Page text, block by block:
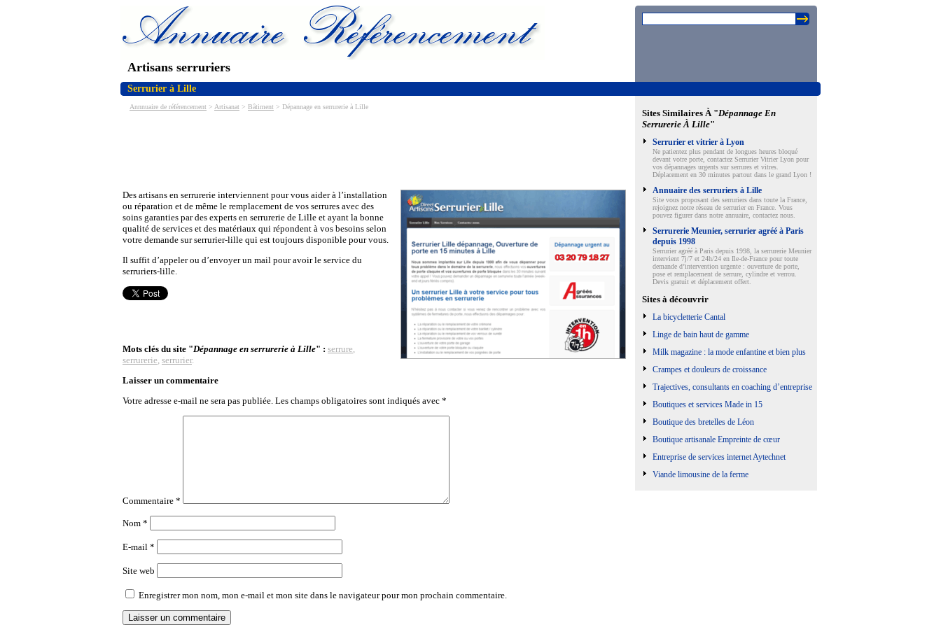
Artisans serruriers
Serrurier à Lille
Annnuaire de référencement > Artisanat > Bâtiment > Dépannage en serrurerie à Lille
Des artisans en serrurerie interviennent pour vous aider à l’installation
ou réparation et de même le remplacement de vos serrures avec des
soins garanties par des experts en serrurerie de Lille et ayant la bonne
qualité de services et des matériaux qui répondent à vos besoins selon
votre demande sur serrurier-lille qui est toujours disponible pour vous.
Il suffit d’appeler ou d’envoyer un mail pour avoir le service du
serruriers-lille.
Mots clés du site "Dépannage en serrurerie à Lille" : serrure,
serrurerie, serrurier.
Laisser un commentaire
Votre adresse e-mail ne sera pas publiée. Les champs obligatoires sont indiqués avec *
Commentaire *
Nom *
E-mail *
Site web
Enregistrer mon nom, mon e-mail et mon site dans le navigateur pour mon prochain commentaire.
Sites Similaires À "Dépannage En
Serrurerie À Lille"
Serrurier et vitrier à Lyon
Ne patientez plus pendant de longues heures bloqué
devant votre porte, contactez Serrurier Vitrier Lyon pour
vos dépannages urgents sur serrures et vitres.
Déplacement en 30 minutes partout dans le grand Lyon !
Annuaire des serruriers à Lille
Site vous proposant des serruriers dans toute la France,
rejoignez notre réseau de serrurier en France. Vous
pouvez figurer dans notre annuaire, contactez nous.
Serrurerie Meunier, serrurier agréé à Paris
depuis 1998
Serrurier agréé à Paris depuis 1998, la serrurerie Meunier
intervient 7j/7 et 24h/24 en Ile-de-France pour toute
demande d’intervention urgente : ouverture de porte,
pose et remplacement de serrure, cylindre et verrou.
Devis gratuit et déplacement offert.
Sites à découvrir
La bicycletterie Cantal
Linge de bain haut de gamme
Milk magazine : la mode enfantine et bien plus
Crampes et douleurs de croissance
Trajectives, consultants en coaching d’entreprise
Boutiques et services Made in 15
Boutique des bretelles de Léon
Boutique artisanale Empreinte de cœur
Entreprise de services internet Aytechnet
Viande limousine de la ferme